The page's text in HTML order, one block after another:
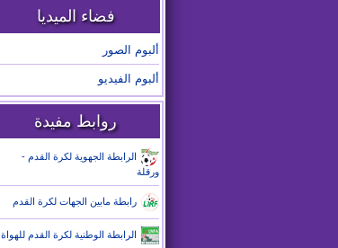
فضاء الميديا
ألبوم الصور
ألبوم الفيديو
روابط مفيدة
الرابطة الجهوية لكرة القدم -
ورقلة
رابطة مابين الجهات لكرة القدم
الرابطة الوطنية لكرة القدم للهواة